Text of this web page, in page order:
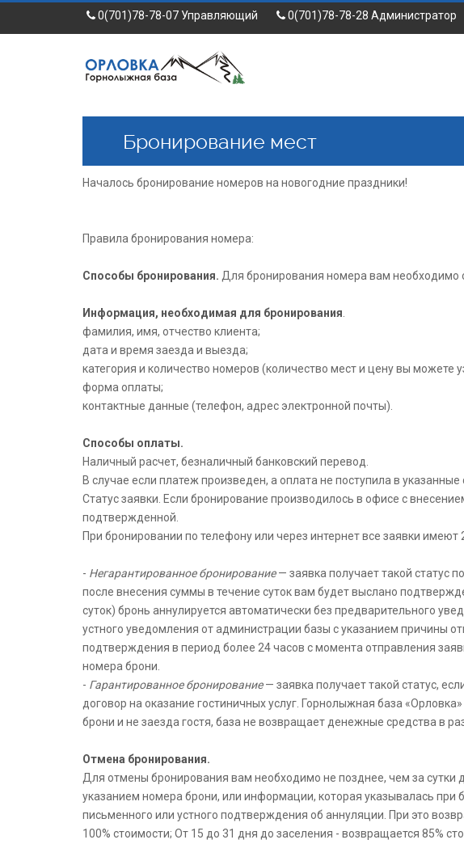
0(701)78-78-07 Управляющий 0(701)78-78-28 Администратор
Бронирование мест
Началось бронирование номеров на новогодние праздники!
Правила бронирования номера:
Способы бронирования. Для бронирования номера вам необходимо
Информация, необходимая для бронирования
фамилия, имя, отчество клиента;
дата и время заезда и выезда;
категория и количество номеров (количество мест и цену вы можете
форма оплаты;
контактные данные (телефон, адрес электронной почты).
Способы оплаты.
Наличный расчет, безналичный банковский перевод.
В случае если платеж произведен, а оплата не поступила в
Статус заявки. Если бронирование производилось в офисе с
подтвержденной.
При бронировании по телефону или через интернет все заявки имеют
- Негарантированное бронирование— заявка получает такой статус
после внесения суммы в течение суток вам будет выслано
суток) бронь аннулируется автоматически без предварительного
устного уведомления от администрации базы с указанием причины
подтверждения в период более 24 часов с момента отправления
номера брони.
- Гарантированное бронирование— заявка получает такой статус,
договор на оказание гостиничных услуг. Горнолыжная база
брони и не заезда гостя, база не возвращает денежные средства в
Отмена бронирования.
Для отмены бронирования вам необходимо не позднее, чем за сутки
указанием номера брони, или информации, которая указывалась при
письменного или устного подтверждения об аннуляции. При это
100% стоимости; От 15 до 31 дня до заселения - возвращается 85%